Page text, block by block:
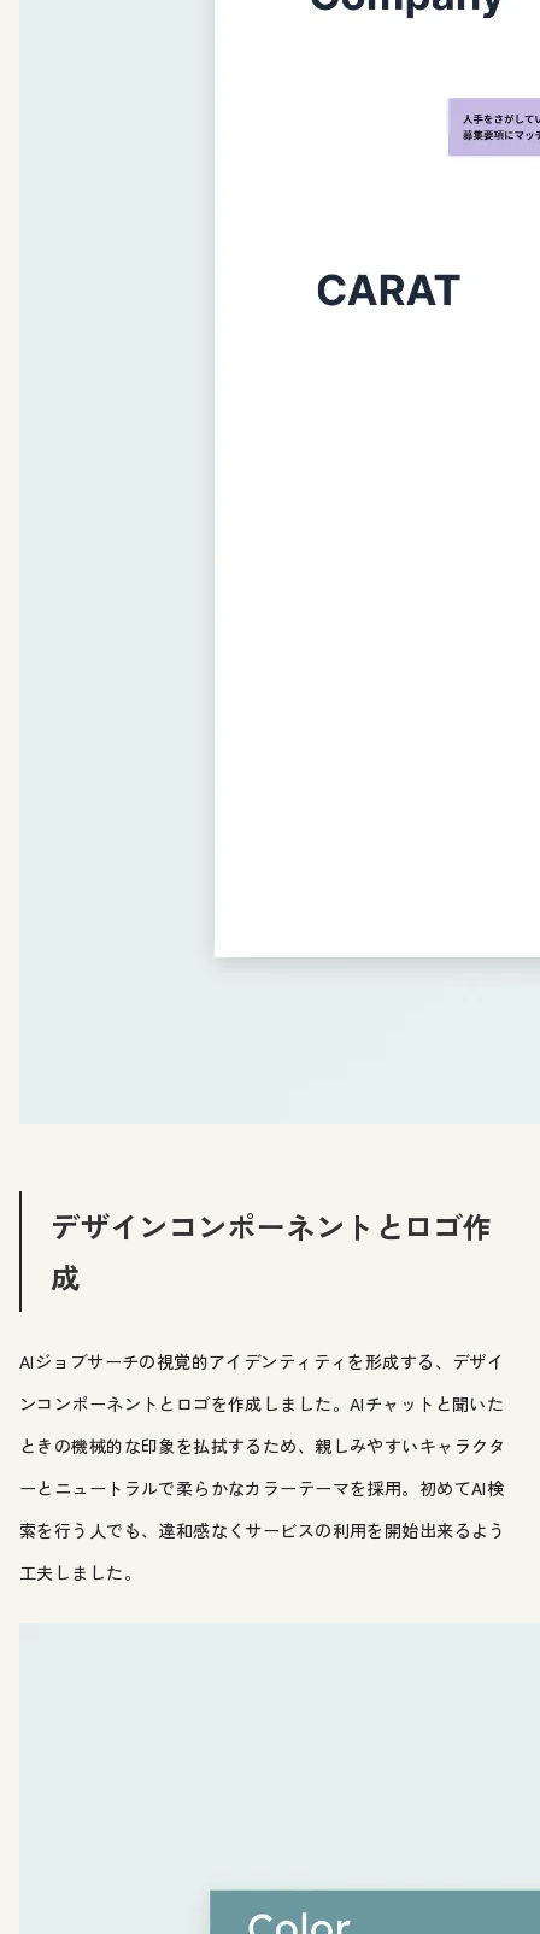
デザインコンポーネントとロゴ作
成
AIジョブサーチの視覚的アイデンティティを形成する、デザイ
ンコンポーネントとロゴを作成しました。AIチャットと聞いた
ときの機械的な印象を払拭するため、親しみやすいキャラクタ
ーとニュートラルで柔らかなカラーテーマを採用。初めてAI検
索を行う人でも、違和感なくサービスの利用を開始出来るよう
工夫しました。